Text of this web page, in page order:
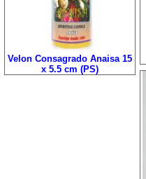
Velon Consagrado Anaisa 15
x 5.5 cm (PS)